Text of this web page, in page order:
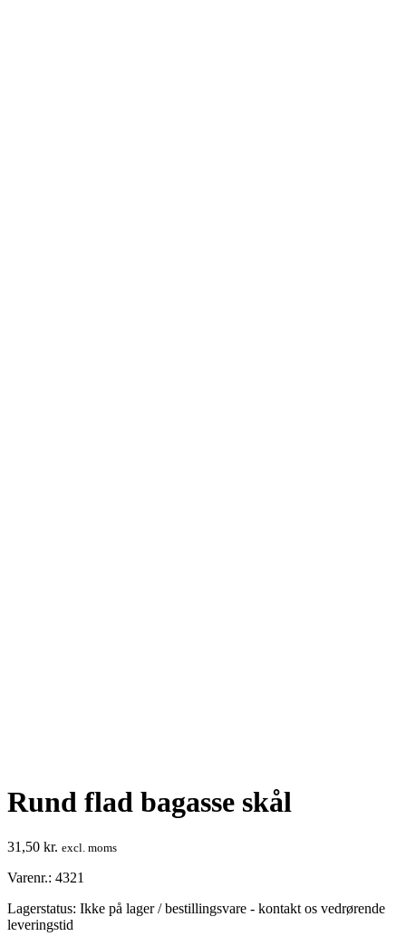
Rund flad bagasse skål
31,50 kr. excl. moms
Varenr.: 4321
Lagerstatus: Ikke på lager / bestillingsvare - kontakt os vedrørende
leveringstid